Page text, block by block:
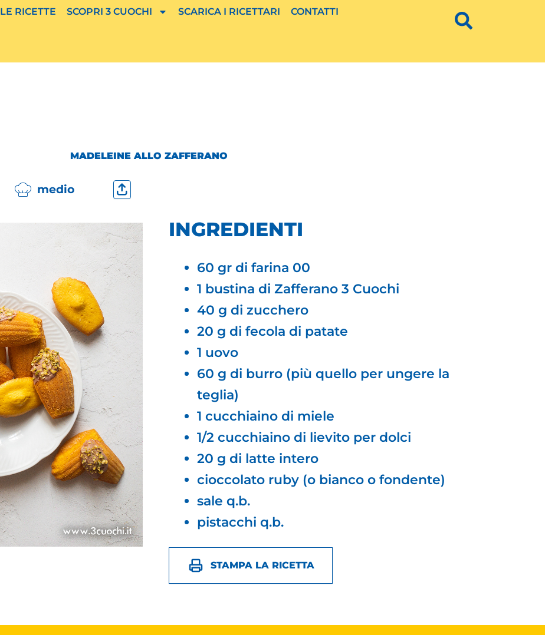
LE RICETTE SCOPRI 3 CUOCHI SCARICA I RICETTARI CONTATTI
MADELEINE ALLO ZAFFERANO
medio
INGREDIENTI
60 gr di farina 00
1 bustina di Zafferano 3 Cuochi
40 g di zucchero
20 g di fecola di patate
1 uovo
60 g di burro (più quello per ungere la
teglia)
1 cucchiaino di miele
1/2 cucchiaino di lievito per dolci
20 g di latte intero
cioccolato ruby (o bianco o fondente)
sale q.b.
pistacchi q.b.
STAMPA LA RICETTA